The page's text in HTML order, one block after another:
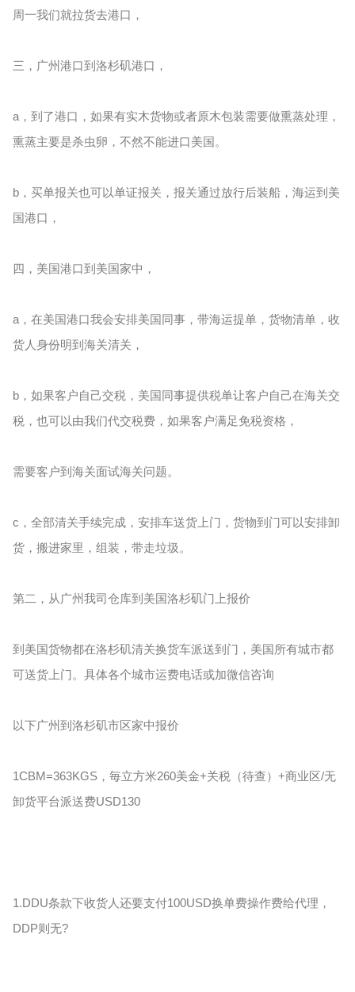
周一我们就拉货去港口，
三，广州港口到洛杉矶港口，
a，到了港口，如果有实木货物或者原木包装需要做熏蒸处理，
熏蒸主要是杀虫卵，不然不能进口美国。
b，买单报关也可以单证报关，报关通过放行后装船，海运到美
国港口，
四，美国港口到美国家中，
a，在美国港口我会安排美国同事，带海运提单，货物清单，收
货人身份明到海关清关，
b，如果客户自己交税，美国同事提供税单让客户自己在海关交
税，也可以由我们代交税费，如果客户满足免税资格，
需要客户到海关面试海关问题。
c，全部清关手续完成，安排车送货上门，货物到门可以安排卸
货，搬进家里，组装，带走垃圾。
第二，从广州我司仓库到美国洛杉矶门上报价
到美国货物都在洛杉矶清关换货车派送到门，美国所有城市都
可送货上门。具体各个城市运费电话或加微信咨询
以下广州到洛杉矶市区家中报价
1CBM=363KGS，毎立方米260美金+关税（待查）+商业区/无
卸货平台派送费USD130
1.DDU条款下收货人还要支付100USD换单费操作费给代理，
DDP则无?